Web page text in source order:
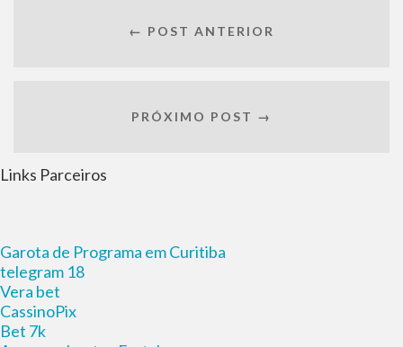
← POST ANTERIOR
PRÓXIMO POST →
Links Parceiros
Garota de Programa em Curitiba
telegram 18
Vera bet
CassinoPix
Bet 7k